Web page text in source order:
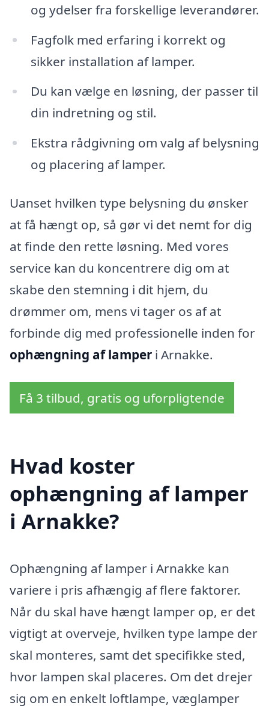
og ydelser fra forskellige leverandører.
Fagfolk med erfaring i korrekt og
sikker installation af lamper.
Du kan vælge en løsning, der passer til
din indretning og stil.
Ekstra rådgivning om valg af belysning
og placering af lamper.
Uanset hvilken type belysning du ønsker
at få hængt op, så gør vi det nemt for dig
at finde den rette løsning. Med vores
service kan du koncentrere dig om at
skabe den stemning i dit hjem, du
drømmer om, mens vi tager os af at
forbinde dig med professionelle inden for
ophængning af lamper i Arnakke.
Få 3 tilbud, gratis og uforpligtende
Hvad koster
ophængning af lamper
i Arnakke?
Ophængning af lamper i Arnakke kan
variere i pris afhængig af flere faktorer.
Når du skal have hængt lamper op, er det
vigtigt at overveje, hvilken type lampe der
skal monteres, samt det specifikke sted,
hvor lampen skal placeres. Om det drejer
sig om en enkelt loftlampe, væglamper